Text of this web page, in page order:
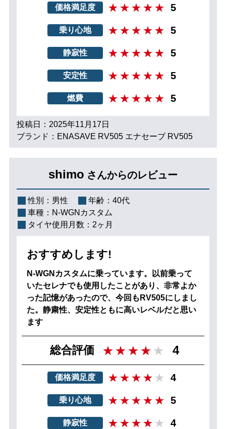
価格満足度 5
乗り心地 5
静寂性 5
安定性 5
燃費 5
投稿日：2025年11月17日
ブランド：ENASAVE RV505 エナセーブ RV505
shimo さんからのレビュー
性別： 男性 年齢： 40代
車種： N-WGNカスタム
タイヤ使用月数： 2ヶ月
おすすめします!
N-WGNカスタムに乗っています。以前乗って
いたセレナでも使用したことがあり、非常よか
った記憶があったので、今回もRV505にしまし
た。静粛性、安定性ともに高いレベルだと思い
ます
総合評価 4
価格満足度 4
乗り心地 5
静寂性 4